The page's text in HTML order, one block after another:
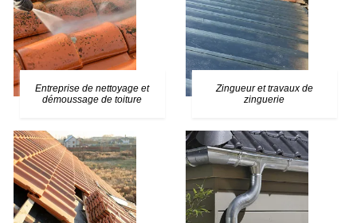
Entreprise de nettoyage et
démoussage de toiture
Zingueur et travaux de
zinguerie